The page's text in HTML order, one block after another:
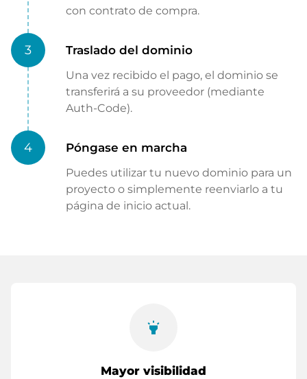
con contrato de compra.
3 Traslado del dominio
Una vez recibido el pago, el dominio se
transferirá a su proveedor (mediante
Auth-Code).
4 Póngase en marcha
Puedes utilizar tu nuevo dominio para un
proyecto o simplemente reenviarlo a tu
página de inicio actual.
highlight
Mayor visibilidad